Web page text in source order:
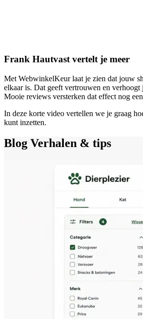
Frank Hautvast vertelt je meer
Met WebwinkelKeur laat je zien dat jouw
elkaar is. Dat geeft vertrouwen en
Mooie reviews versterken dat effect nog
In deze korte video vertellen we je graag
kunt inzetten.
Blog Verhalen & tips